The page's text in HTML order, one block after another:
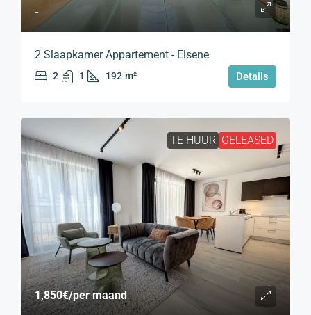
-
2 Slaapkamer Appartement - Elsene
2 1 192 m² Details
TE HUUR GELEASED
1,850€/per maand